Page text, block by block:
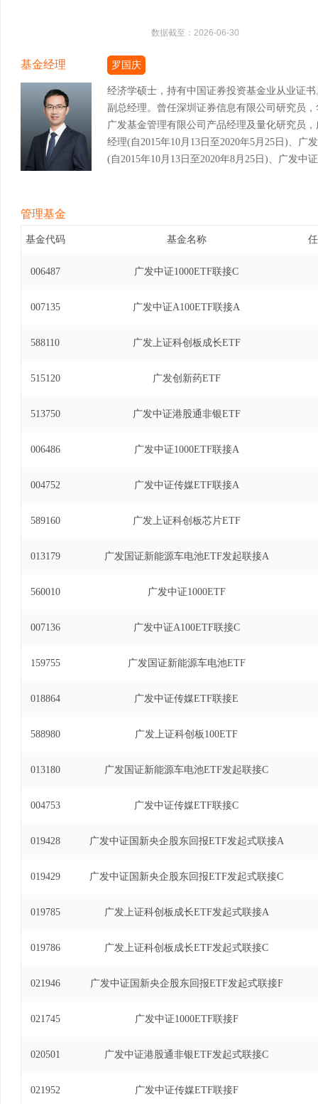
数据截至： 2026-06-30
基金经理 罗国庆
经济学硕士，持有中国证券投资基金业从业证
副总经理。曾任深圳证券信息有限公司研究员
广发基金管理有限公司产品经理及量化研究员
经理(自2015年10月13日至2020年5月25日)、广
(自2015年10月13日至2020年8月25日)、广发中
式证券投资基金基金经理(自2018年11月2日至
基金（LOF）基金经理(自2020年8月26日至
港深科技龙头交易型开放式指数证券投资基金
年1月20日至2023年12月13日)、广发中证100
联接基金基金经理(自2021年8月9日至2024年8
交易型开放式指数证券投资基金基金经理(自
管理基金
基金代码 基金名称
006487 广发中证1000ETF联接C
007135 广发中证A100ETF联接A
588110 广发上证科创板成长ETF
515120 广发创新药ETF
513750 广发中证港股通非银ETF
006486 广发中证1000ETF联接A
004752 广发中证传媒ETF联接A
589160 广发上证科创板芯片ETF
013179 广发国证新能源车电池ETF发起联接A
560010 广发中证1000ETF
007136 广发中证A100ETF联接C
159755 广发国证新能源车电池ETF
018864 广发中证传媒ETF联接E
588980 广发上证科创板100ETF
013180 广发国证新能源车电池ETF发起联接C
004753 广发中证传媒ETF联接C
019428 广发中证国新央企股东回报ETF发起式联接A
019429 广发中证国新央企股东回报ETF发起式联接C
019785 广发上证科创板成长ETF发起式联接A
019786 广发上证科创板成长ETF发起式联接C
021946 广发中证国新央企股东回报ETF发起式联接F
021745 广发中证1000ETF联接F
020501 广发中证港股通非银ETF发起式联接C
021952 广发中证传媒ETF联接F